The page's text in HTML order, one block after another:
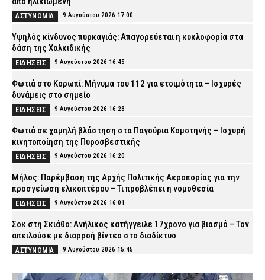
ΑΣΤΥΝΟΜΙΑ 9 Αυγούστου 2026 17:00
Υψηλός κίνδυνος πυρκαγιάς: Απαγορεύεται η κυκλοφορία στα
δάση της Χαλκιδικής
ΕΙΔΗΣΕΙΣ 9 Αυγούστου 2026 16:45
Φωτιά στο Κορωπί: Μήνυμα του 112 για ετοιμότητα – Ισχυρές
δυνάμεις στο σημείο
ΕΙΔΗΣΕΙΣ 9 Αυγούστου 2026 16:28
Φωτιά σε χαμηλή βλάστηση στα Παγούρια Κομοτηνής – Ισχυρή
κινητοποίηση της Πυροσβεστικής
ΕΙΔΗΣΕΙΣ 9 Αυγούστου 2026 16:20
Μήλος: Παρέμβαση της Αρχής Πολιτικής Αεροπορίας για την
προσγείωση ελικοπτέρου – Τι προβλέπει η νομοθεσία
ΕΙΔΗΣΕΙΣ 9 Αυγούστου 2026 16:01
Σοκ στη Σκιάθο: Ανήλικος κατήγγειλε 17χρονο για βιασμό – Τον
απειλούσε με διαρροή βίντεο στο διαδίκτυο
ΑΣΤΥΝΟΜΙΑ 9 Αυγούστου 2026 15:45
Εργασίες στη Λεωφόρο Σχιστού – Ποιες ώρες θα ισχύσουν οι